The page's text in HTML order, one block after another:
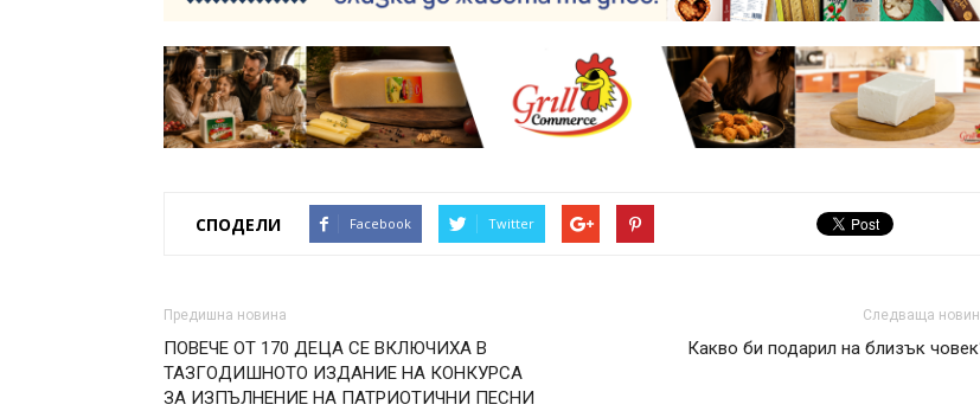
СПОДЕЛИ Facebook Twitter
Предишна новина
ПОВЕЧЕ ОТ 170 ДЕЦА СЕ ВКЛЮЧИХА В
ТАЗГОДИШНОТО ИЗДАНИЕ НА КОНКУРСА
ЗА ИЗПЪЛНЕНИЕ НА ПАТРИОТИЧНИ ПЕСНИ
Следваща
Какво би подарил на близък